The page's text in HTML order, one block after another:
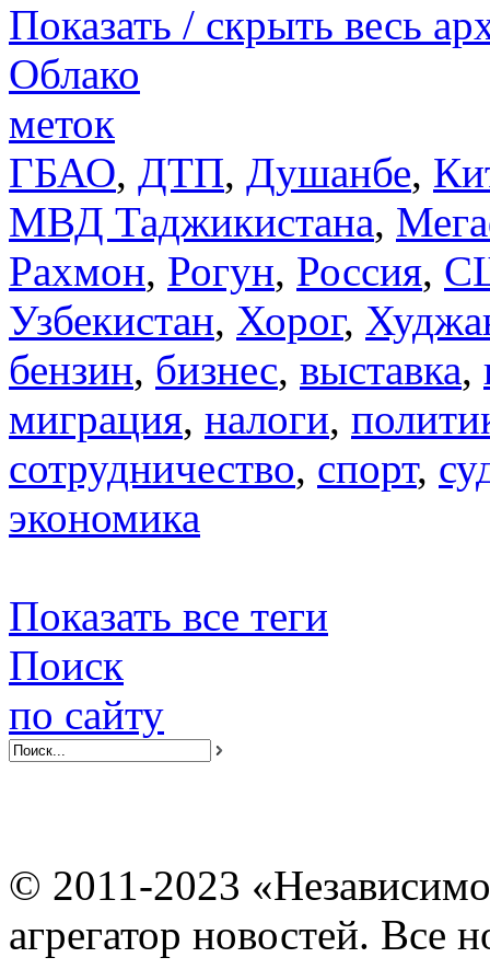
Показать / скрыть весь
Облако
меток
ГБАО, ДТП, Душанбе,
МВД Таджикистана,
Рахмон, Рогун, Россия,
Узбекистан, Хорог,
бензин, бизнес, выставка,
миграция, налоги,
сотрудничество, спорт,
экономика
Показать все теги
Поиск
по сайту
© 2011-2023
агрегатор новостей. Все